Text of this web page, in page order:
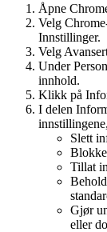
Åpne
Velg
Innstillinger.
Velg
Under
innhold.
Klikk på
I delen
Slett
Tillat
Gjør
eller